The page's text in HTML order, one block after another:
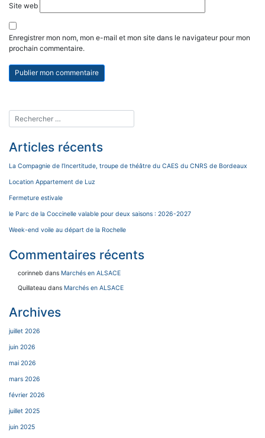
Site web
Enregistrer mon nom, mon e-mail et mon site dans le navigateur pour mon
prochain commentaire.
Articles récents
La Compagnie de l’Incertitude, troupe de théâtre du CAES du CNRS de Bordeaux
Location Appartement de Luz
Fermeture estivale
le Parc de la Coccinelle valable pour deux saisons : 2026-2027
Week-end voile au départ de la Rochelle
Commentaires récents
corinneb dans Marchés en ALSACE
Quillateau dans Marchés en ALSACE
Archives
juillet 2026
juin 2026
mai 2026
mars 2026
février 2026
juillet 2025
juin 2025